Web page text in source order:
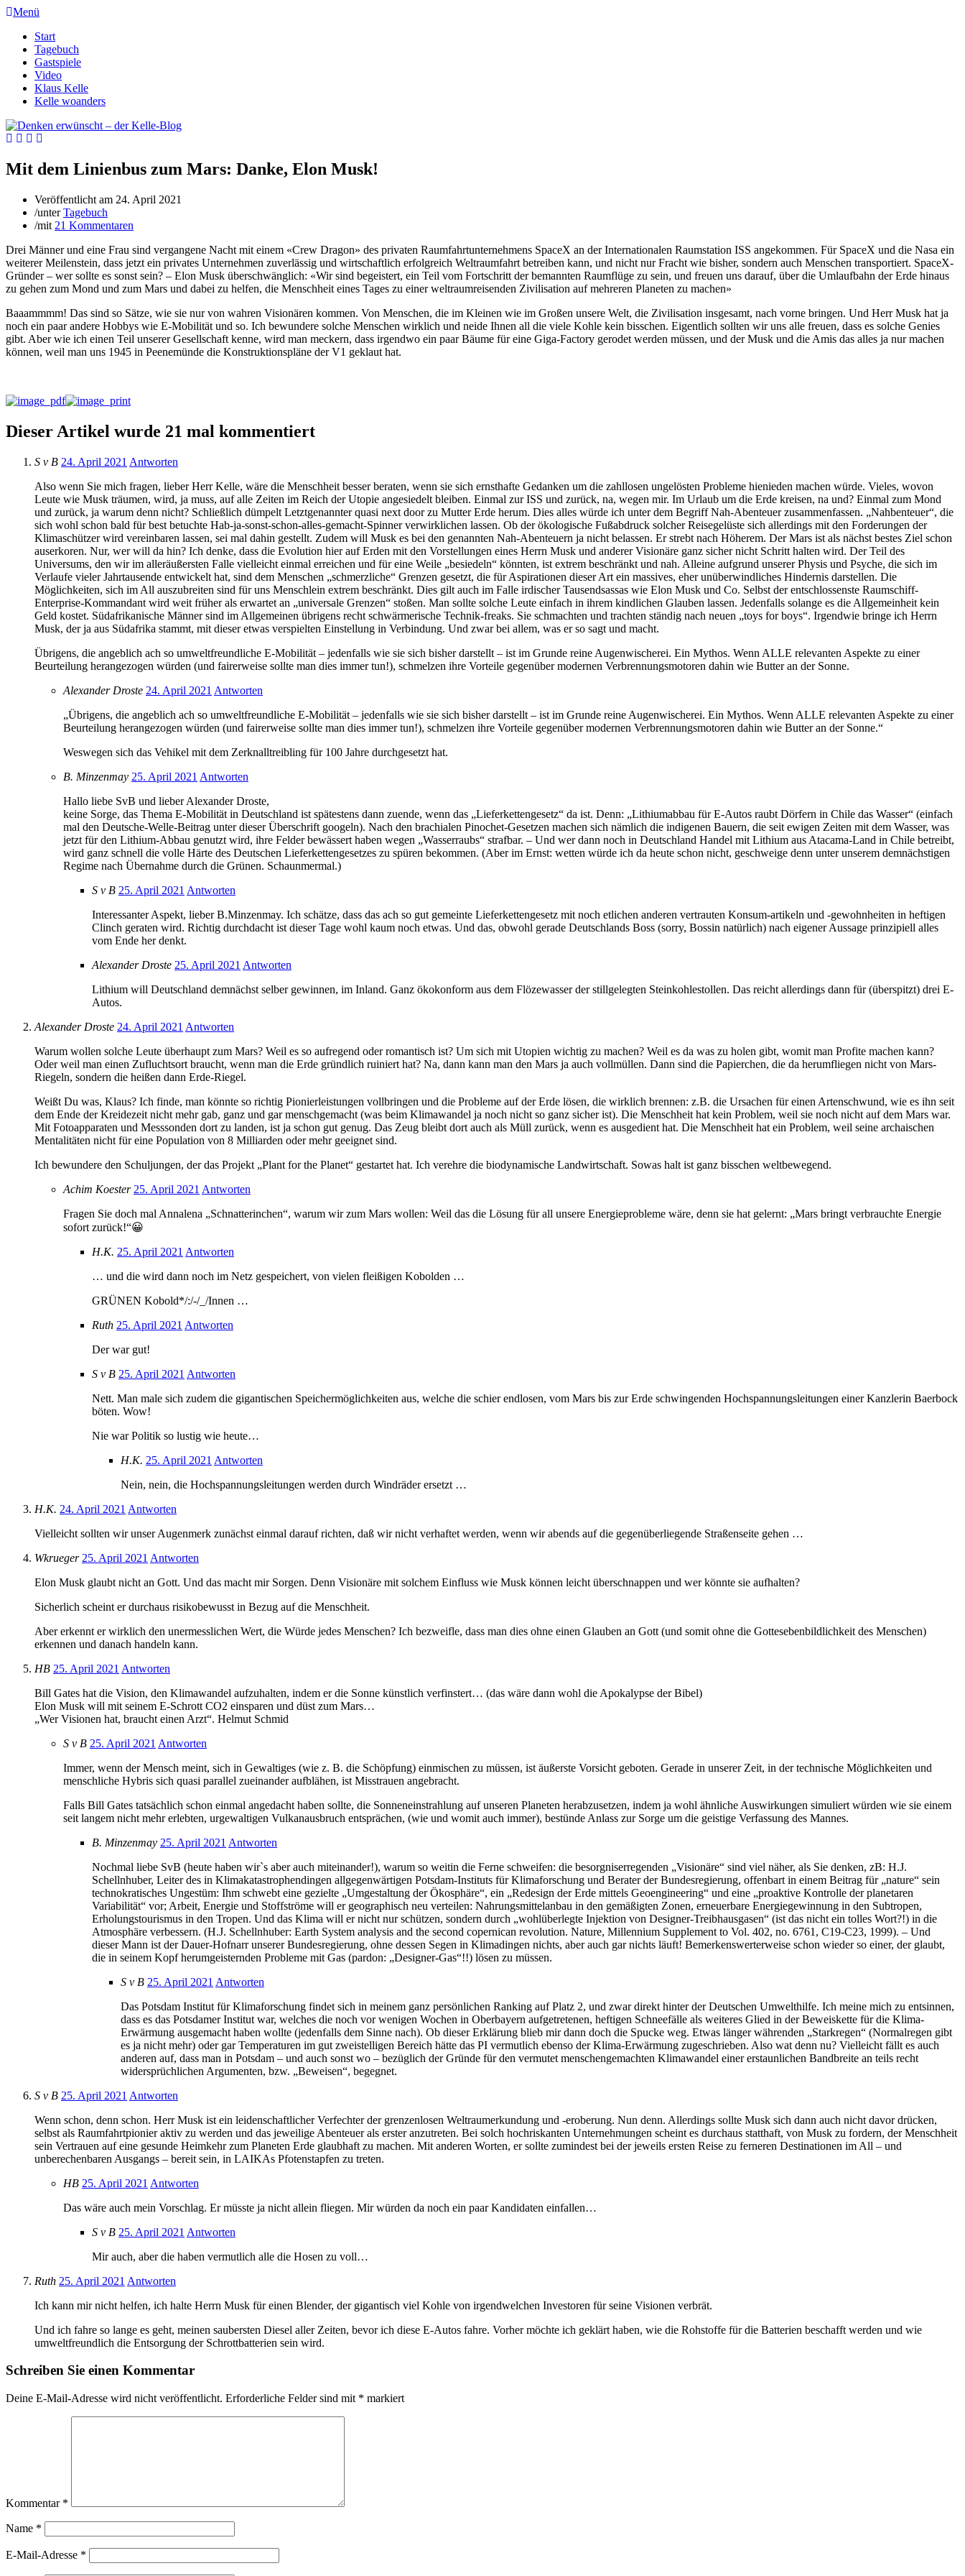
Menü
Start
Tagebuch
Gastspiele
Video
Klaus Kelle
Kelle woanders
Mit dem Linienbus zum Mars: Danke, Elon Musk!
Veröffentlicht am 24. April 2021
/unterTagebuch
/mit 21 Kommentaren
Drei Männer und eine Frau sind vergangene Nacht mit einem «Crew Dragon» des privaten Raumfahrtunternehmens SpaceX an der Internationalen Raumstation ISS angekommen. Für SpaceX und die Nasa ein
weiterer Meilenstein, dass jetzt ein privates Unternehmen zuverlässig und wirtschaftlich erfolgreich Weltraumfahrt betreiben kann, und nicht nur Fracht wie bisher, sondern auch Menschen transportiert. SpaceX-
Gründer – wer sollte es sonst sein? – Elon Musk überschwänglich: «Wir sind begeistert, ein Teil vom Fortschritt der bemannten Raumflüge zu sein, und freuen uns darauf, über die Umlaufbahn der Erde hinaus
zu gehen zum Mond und zum Mars und dabei zu helfen, die Menschheit eines Tages zu einer weltraumreisenden Zivilisation auf mehreren Planeten zu machen»
Baaammmm! Das sind so Sätze, wie sie nur von wahren Visionären kommen. Von Menschen, die im Kleinen wie im Großen unsere Welt, die Zivilisation insgesamt, nach vorne bringen. Und Herr Musk hat ja
noch ein paar andere Hobbys wie E-Mobilität und so. Ich bewundere solche Menschen wirklich und neide Ihnen all die viele Kohle kein bisschen. Eigentlich sollten wir uns alle freuen, dass es solche Genies
gibt. Aber wie ich einen Teil unserer Gesellschaft kenne, wird man meckern, dass irgendwo ein paar Bäume für eine Giga-Factory gerodet werden müssen, und der Musk und die Amis das alles ja nur machen
können, weil man uns 1945 in Peenemünde die Konstruktionspläne der V1 geklaut hat.
Dieser Artikel wurde 21 mal kommentiert
S v B 24. April 2021 Antworten
Also wenn Sie mich fragen, lieber Herr Kelle, wäre die Menschheit besser beraten, wenn sie sich ernsthafte Gedanken um die zahllosen ungelösten Probleme hienieden machen würde. Vieles, wovon
Leute wie Musk träumen, wird, ja muss, auf alle Zeiten im Reich der Utopie angesiedelt bleiben. Einmal zur ISS und zurück, na, wegen mir. Im Urlaub um die Erde kreisen, na und? Einmal zum Mond
und zurück, ja warum denn nicht? Schließlich dümpelt Letztgenannter quasi next door zu Mutter Erde herum. Dies alles würde ich unter dem Begriff Nah-Abenteuer zusammenfassen. „Nahbenteuer“, die
sich wohl schon bald für best betuchte Hab-ja-sonst-schon-alles-gemacht-Spinner verwirklichen lassen. Ob der ökologische Fußabdruck solcher Reisegelüste sich allerdings mit den Forderungen der
Klimaschützer wird vereinbaren lassen, sei mal dahin gestellt. Zudem will Musk es bei den genannten Nah-Abenteuern ja nicht belassen. Er strebt nach Höherem. Der Mars ist als nächst bestes Ziel schon
auserkoren. Nur, wer will da hin? Ich denke, dass die Evolution hier auf Erden mit den Vorstellungen eines Herrn Musk und anderer Visionäre ganz sicher nicht Schritt halten wird. Der Teil des
Universums, den wir im alleräußersten Falle vielleicht einmal erreichen und für eine Weile „besiedeln“ könnten, ist extrem beschränkt und nah. Alleine aufgrund unserer Physis und Psyche, die sich im
Verlaufe vieler Jahrtausende entwickelt hat, sind dem Menschen „schmerzliche“ Grenzen gesetzt, die für Aspirationen dieser Art ein massives, eher unüberwindliches Hindernis darstellen. Die
Möglichkeiten, sich im All auszubreiten sind für uns Menschlein extrem beschränkt. Dies gilt auch im Falle irdischer Tausendsassas wie Elon Musk und Co. Selbst der entschlossenste Raumschiff-
Enterprise-Kommandant wird weit früher als erwartet an „universale Grenzen“ stoßen. Man sollte solche Leute einfach in ihrem kindlichen Glauben lassen. Jedenfalls solange es die Allgemeinheit kein
Geld kostet. Südafrikanische Männer sind im Allgemeinen übrigens recht schwärmerische Technik-freaks. Sie schmachten und trachten ständig nach neuen „toys for boys“. Irgendwie bringe ich Herrn
Musk, der ja aus Südafrika stammt, mit dieser etwas verspielten Einstellung in Verbindung. Und zwar bei allem, was er so sagt und macht.
Übrigens, die angeblich ach so umweltfreundliche E-Mobilität – jedenfalls wie sie sich bisher darstellt – ist im Grunde reine Augenwischerei. Ein Mythos. Wenn ALLE relevanten Aspekte zu einer
Beurteilung herangezogen würden (und fairerweise sollte man dies immer tun!), schmelzen ihre Vorteile gegenüber modernen Verbrennungsmotoren dahin wie Butter an der Sonne.
Alexander Droste 24. April 2021 Antworten
„Übrigens, die angeblich ach so umweltfreundliche E-Mobilität – jedenfalls wie sie sich bisher darstellt – ist im Grunde reine Augenwischerei. Ein Mythos. Wenn ALLE relevanten Aspekte zu einer
Beurteilung herangezogen würden (und fairerweise sollte man dies immer tun!), schmelzen ihre Vorteile gegenüber modernen Verbrennungsmotoren dahin wie Butter an der Sonne.“
Weswegen sich das Vehikel mit dem Zerknalltreibling für 100 Jahre durchgesetzt hat.
B. Minzenmay 25. April 2021 Antworten
Hallo liebe SvB und lieber Alexander Droste,
keine Sorge, das Thema E-Mobilität in Deutschland ist spätestens dann zuende, wenn das „Lieferkettengesetz“ da ist. Denn: „Lithiumabbau für E-Autos raubt Dörfern in Chile das Wasser“ (einfach
mal den Deutsche-Welle-Beitrag unter dieser Überschrift googeln). Nach den brachialen Pinochet-Gesetzen machen sich nämlich die indigenen Bauern, die seit ewigen Zeiten mit dem Wasser, was
jetzt für den Lithium-Abbau genutzt wird, ihre Felder bewässert haben wegen „Wasserraubs“ strafbar. – Und wer dann noch in Deutschland Handel mit Lithium aus Atacama-Land in Chile betreibt,
wird ganz schnell die volle Härte des Deutschen Lieferkettengesetzes zu spüren bekommen. (Aber im Ernst: wetten würde ich da heute schon nicht, geschweige denn unter unserem demnächstigen
Regime nach Übernahme durch die Grünen. Schaunmermal.)
S v B 25. April 2021 Antworten
Interessanter Aspekt, lieber B.Minzenmay. Ich schätze, dass das ach so gut gemeinte Lieferkettengesetz mit noch etlichen anderen vertrauten Konsum-artikeln und -gewohnheiten in heftigen
Clinch geraten wird. Richtig durchdacht ist dieser Tage wohl kaum noch etwas. Und das, obwohl gerade Deutschlands Boss (sorry, Bossin natürlich) nach eigener Aussage prinzipiell alles
vom Ende her denkt.
Alexander Droste 25. April 2021 Antworten
Lithium will Deutschland demnächst selber gewinnen, im Inland. Ganz ökokonform aus dem Flözewasser der stillgelegten Steinkohlestollen. Das reicht allerdings dann für (überspitzt) drei E-
Autos.
Alexander Droste 24. April 2021 Antworten
Warum wollen solche Leute überhaupt zum Mars? Weil es so aufregend oder romantisch ist? Um sich mit Utopien wichtig zu machen? Weil es da was zu holen gibt, womit man Profite machen kann?
Oder weil man einen Zufluchtsort braucht, wenn man die Erde gründlich ruiniert hat? Na, dann kann man den Mars ja auch vollmüllen. Dann sind die Papierchen, die da herumfliegen nicht von Mars-
Riegeln, sondern die heißen dann Erde-Riegel.
Weißt Du was, Klaus? Ich finde, man könnte so richtig Pionierleistungen vollbringen und die Probleme auf der Erde lösen, die wirklich brennen: z.B. die Ursachen für einen Artenschwund, wie es ihn seit
dem Ende der Kreidezeit nicht mehr gab, ganz und gar menschgemacht (was beim Klimawandel ja noch nicht so ganz sicher ist). Die Menschheit hat kein Problem, weil sie noch nicht auf dem Mars war.
Mit Fotoapparaten und Messsonden dort zu landen, ist ja schon gut genug. Das Zeug bleibt dort auch als Müll zurück, wenn es ausgedient hat. Die Menschheit hat ein Problem, weil seine archaischen
Mentalitäten nicht für eine Population von 8 Milliarden oder mehr geeignet sind.
Ich bewundere den Schuljungen, der das Projekt „Plant for the Planet“ gestartet hat. Ich verehre die biodynamische Landwirtschaft. Sowas halt ist ganz bisschen weltbewegend.
Achim Koester 25. April 2021 Antworten
Fragen Sie doch mal Annalena „Schnatterinchen“, warum wir zum Mars wollen: Weil das die Lösung für all unsere Energieprobleme wäre, denn sie hat gelernt: „Mars bringt verbrauchte Energie
sofort zurück!“😀
H.K. 25. April 2021 Antworten
… und die wird dann noch im Netz gespeichert, von vielen fleißigen Kobolden …
GRÜNEN Kobold*/:/-/_/Innen …
Ruth 25. April 2021 Antworten
Der war gut!
S v B 25. April 2021 Antworten
Nett. Man male sich zudem die gigantischen Speichermöglichkeiten aus, welche die schier endlosen, vom Mars bis zur Erde schwingenden Hochspannungsleitungen einer Kanzlerin Baerbock
böten. Wow!
Nie war Politik so lustig wie heute…
H.K. 25. April 2021 Antworten
Nein, nein, die Hochspannungsleitungen werden durch Windräder ersetzt …
H.K. 24. April 2021 Antworten
Vielleicht sollten wir unser Augenmerk zunächst einmal darauf richten, daß wir nicht verhaftet werden, wenn wir abends auf die gegenüberliegende Straßenseite gehen …
Wkrueger 25. April 2021 Antworten
Elon Musk glaubt nicht an Gott. Und das macht mir Sorgen. Denn Visionäre mit solchem Einfluss wie Musk können leicht überschnappen und wer könnte sie aufhalten?
Sicherlich scheint er durchaus risikobewusst in Bezug auf die Menschheit.
Aber erkennt er wirklich den unermesslichen Wert, die Würde jedes Menschen? Ich bezweifle, dass man dies ohne einen Glauben an Gott (und somit ohne die Gottesebenbildlichkeit des Menschen)
erkennen und danach handeln kann.
HB 25. April 2021 Antworten
Bill Gates hat die Vision, den Klimawandel aufzuhalten, indem er die Sonne künstlich verfinstert… (das wäre dann wohl die Apokalypse der Bibel)
Elon Musk will mit seinem E-Schrott CO2 einsparen und düst zum Mars…
„Wer Visionen hat, braucht einen Arzt“. Helmut Schmid
S v B 25. April 2021 Antworten
Immer, wenn der Mensch meint, sich in Gewaltiges (wie z. B. die Schöpfung) einmischen zu müssen, ist äußerste Vorsicht geboten. Gerade in unserer Zeit, in der technische Möglichkeiten und
menschliche Hybris sich quasi parallel zueinander aufblähen, ist Misstrauen angebracht.
Falls Bill Gates tatsächlich schon einmal angedacht haben sollte, die Sonneneinstrahlung auf unseren Planeten herabzusetzen, indem ja wohl ähnliche Auswirkungen simuliert würden wie sie einem
seit langem nicht mehr erlebten, urgewaltigen Vulkanausbruch entsprächen, (wie und womit auch immer), bestünde Anlass zur Sorge um die geistige Verfassung des Mannes.
B. Minzenmay 25. April 2021 Antworten
Nochmal liebe SvB (heute haben wir`s aber auch miteinander!), warum so weitin die Ferne schweifen: die besorgniserregenden „Visionäre“ sind viel näher, als Sie denken, zB: H.J.
Schellnhuber, Leiter des in Klimakatastrophendingen allgegenwärtigen Potsdam-Instituts für Klimaforschung und Berater der Bundesregierung, offenbart in einem Beitrag für „nature“ sein
technokratisches Ungestüm: Ihm schwebt eine gezielte „Umgestaltung der Ökosphäre“, ein „Redesign der Erde mittels Geoengineering“ und eine „proaktive Kontrolle der planetaren
Variabilität“ vor; Arbeit, Energie und Stoffströme will er geographisch neu verteilen: Nahrungsmittelanbau in den gemäßigten Zonen, erneuerbare Energiegewinnung in den Subtropen,
Erholungstourismus in den Tropen. Und das Klima will er nicht nur schützen, sondern durch „wohlüberlegte Injektion von Designer-Treibhausgasen“ (ist das nicht ein tolles Wort?!) in die
Atmosphäre verbessern. (H.J. Schellnhuber: Earth System analysis and the second copernican revolution. Nature, Millennium Supplement to Vol. 402, no. 6761, C19-C23, 1999). – Und
dieser Mann ist der Dauer-Hofnarr unserer Bundesregierung, ohne dessen Segen in Klimadingen nichts, aber auch gar nichts läuft! Bemerkenswerterweise schon wieder so einer, der glaubt,
die in seinem Kopf herumgeisternden Probleme mit Gas (pardon: „Designer-Gas“!!) lösen zu müssen.
S v B 25. April 2021 Antworten
Das Potsdam Institut für Klimaforschung findet sich in meinem ganz persönlichen Ranking auf Platz 2, und zwar direkt hinter der Deutschen Umwelthilfe. Ich meine mich zu entsinnen,
dass es das Potsdamer Institut war, welches die noch vor wenigen Wochen in Oberbayern aufgetretenen, heftigen Schneefälle als weiteres Glied in der Beweiskette für die Klima-
Erwärmung ausgemacht haben wollte (jedenfalls dem Sinne nach). Ob dieser Erklärung blieb mir dann doch die Spucke weg. Etwas länger währenden „Starkregen“ (Normalregen gibt
es ja nicht mehr) oder gar Temperaturen im gut zweistelligen Bereich hätte das PI vermutlich ebenso der Klima-Erwärmung zugeschrieben. Also wat denn nu? Vielleicht fällt es auch
anderen auf, dass man in Potsdam – und auch sonst wo – bezüglich der Gründe für den vermutet menschengemachten Klimawandel einer erstaunlichen Bandbreite an teils recht
widersprüchlichen Argumenten, bzw. „Beweisen“, begegnet.
S v B 25. April 2021 Antworten
Wenn schon, denn schon. Herr Musk ist ein leidenschaftlicher Verfechter der grenzenlosen Weltraumerkundung und -eroberung. Nun denn. Allerdings sollte Musk sich dann auch nicht davor drücken,
selbst als Raumfahrtpionier aktiv zu werden und das jeweilige Abenteuer als erster anzutreten. Bei solch hochriskanten Unternehmungen scheint es durchaus statthaft, von Musk zu fordern, der Menschheit
sein Vertrauen auf eine gesunde Heimkehr zum Planeten Erde glaubhaft zu machen. Mit anderen Worten, er sollte zumindest bei der jeweils ersten Reise zu ferneren Destinationen im All – und
unberechenbaren Ausgangs – bereit sein, in LAIKAs Pfotenstapfen zu treten.
HB 25. April 2021 Antworten
Das wäre auch mein Vorschlag. Er müsste ja nicht allein fliegen. Mir würden da noch ein paar Kandidaten einfallen…
S v B 25. April 2021 Antworten
Mir auch, aber die haben vermutlich alle die Hosen zu voll…
Ruth 25. April 2021 Antworten
Ich kann mir nicht helfen, ich halte Herrn Musk für einen Blender, der gigantisch viel Kohle von irgendwelchen Investoren für seine Visionen verbrät.
Und ich fahre so lange es geht, meinen saubersten Diesel aller Zeiten, bevor ich diese E-Autos fahre. Vorher möchte ich geklärt haben, wie die Rohstoffe für die Batterien beschafft werden und wie
umweltfreundlich die Entsorgung der Schrottbatterien sein wird.
Schreiben Sie einen Kommentar
Deine E-Mail-Adresse wird nicht veröffentlicht. Erforderliche Felder sind mit * markiert
Kommentar *
Name *
E-Mail-Adresse *